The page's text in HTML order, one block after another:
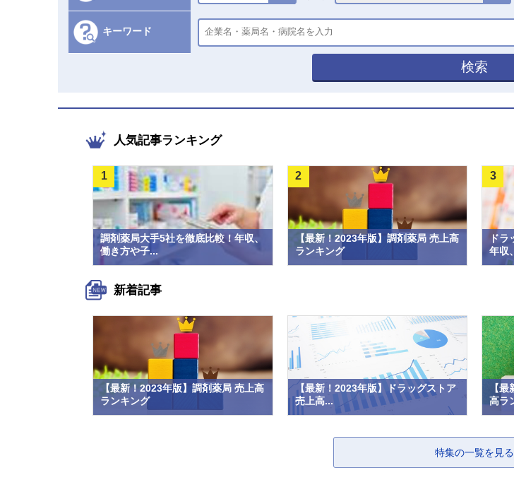
キーワード
検索
人気記事ランキング
調剤薬局大手5社を徹底比較！年収、
働き方や子...
1
【最新！2023年版】調剤薬局 売上高
ランキング
2
ドラ
年収
3
新着記事
【最新！2023年版】調剤薬局 売上高
ランキング
【最新！2023年版】ドラッグストア
売上高...
【
高ラ
特集の一覧を見る